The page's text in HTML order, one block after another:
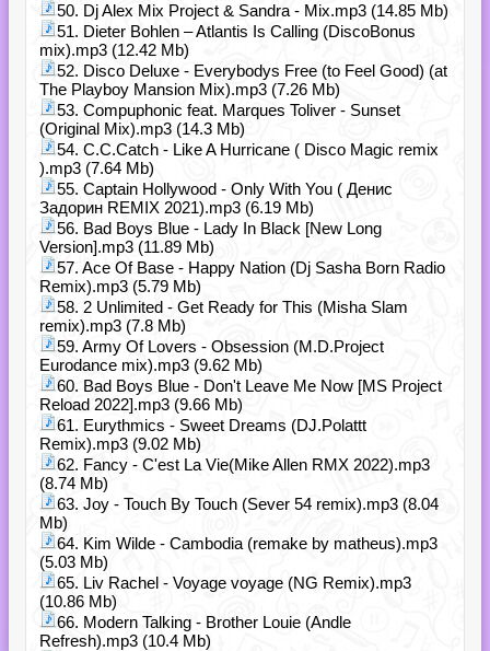
50. Dj Alex Mix Project & Sandra - Mix.mp3 (14.85 Mb)
51. Dieter Bohlen – Atlantis Is Calling (DiscoBonus
mix).mp3 (12.42 Mb)
52. Disco Deluxe - Everybodys Free (to Feel Good) (at
The Playboy Mansion Mix).mp3 (7.26 Mb)
53. Compuphonic feat. Marques Toliver - Sunset
(Original Mix).mp3 (14.3 Mb)
54. C.C.Catch - Like A Hurricane ( Disco Magic remix
).mp3 (7.64 Mb)
55. Captain Hollywood - Only With You ( Денис
Задорин REMIX 2021).mp3 (6.19 Mb)
56. Bad Boys Blue - Lady In Black [New Long
Version].mp3 (11.89 Mb)
57. Ace Of Base - Happy Nation (Dj Sasha Born Radio
Remix).mp3 (5.79 Mb)
58. 2 Unlimited - Get Ready for This (Misha Slam
remix).mp3 (7.8 Mb)
59. Army Of Lovers - Obsession (M.D.Project
Eurodance mix).mp3 (9.62 Mb)
60. Bad Boys Blue - Don't Leave Me Now [MS Project
Reload 2022].mp3 (9.66 Mb)
61. Eurythmics - Sweet Dreams (DJ.Polattt
Remix).mp3 (9.02 Mb)
62. Fancy - C'est La Vie(Mike Allen RMX 2022).mp3
(8.74 Mb)
63. Joy - Touch By Touch (Sever 54 remix).mp3 (8.04
Mb)
64. Kim Wilde - Cambodia (remake by matheus).mp3
(5.03 Mb)
65. Liv Rachel - Voyage voyage (NG Remix).mp3
(10.86 Mb)
66. Modern Talking - Brother Louie (Аndle
Refresh).mp3 (10.4 Mb)